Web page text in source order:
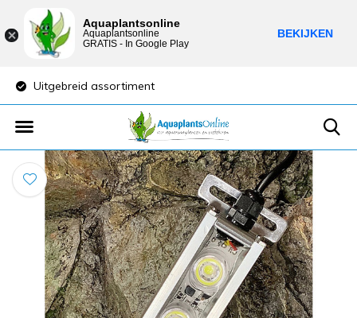
Uitgebreid assortiment
Aquaplantsonline
Aquaplantsonline
GRATIS - In Google Play
BEKIJKEN